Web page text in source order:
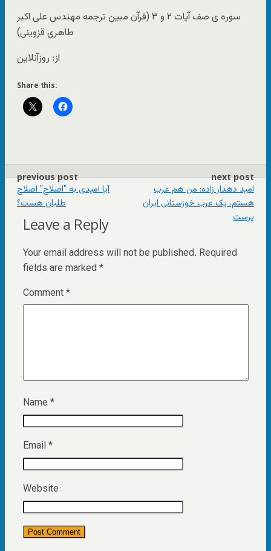
سوره ی صف آیات ۲ و ۳ (قرآن مبین ترجمه مهندس علی اکبر
طاهری قزوینی)
از: روزآنلاین
Share this:
previous post
آیا امیدی به "اصلاح" اصلاح
طلبان هست؟
next post
امید دهدار زاده: من هم عرب
هستم، یک عرب خوزستانی ایران
پرست
Leave a Reply
Your email address will not be published. Required
fields are marked *
Comment*
Name *
Email*
Website